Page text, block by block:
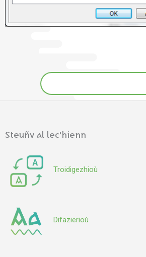
Steuñv al lec'hienn
Troidigezhioù
Difazierioù